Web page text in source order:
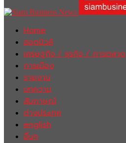
Home
ฮอตนิวส์
เศรษฐกิจ / ธุรกิจ / การตลาด
การเมือง
รายงาน
บทความ
สัมภาษณ์
ต่างประเทศ
english
อื่นๆ